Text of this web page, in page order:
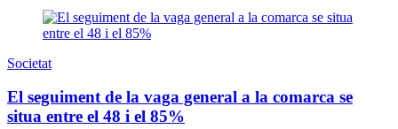
Societat
El seguiment de la vaga general a la comarca se
situa entre el 48 i el 85%